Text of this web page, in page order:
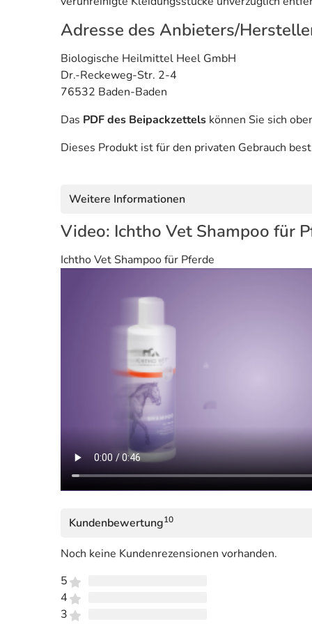
Adresse des Anbieters/
Biologische Heilmittel Heel GmbH
Dr.-Reckeweg-Str. 2-4
76532 Baden-Baden
Das PDF des Beipackzettels können Sie sich
Dieses Produkt ist für den privaten Gebrauch
Weitere Informationen
Video: Ichtho Vet Shampoo für
Ichtho Vet Shampoo für Pferde
Kundenbewertung10
Noch keine Kundenrezensionen vorhanden.
5
4
3